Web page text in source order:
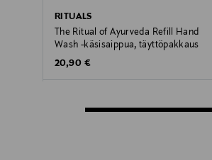
RITUALS
The Ritual of Ayurveda Refill Hand
Wash -käsisaippua, täyttöpakkaus
Original Price
20,90 €